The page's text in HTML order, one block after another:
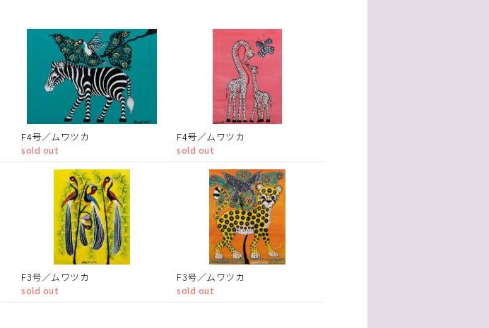
F4号／ムワツカ
sold out
F4号／ムワツカ
sold out
F3号／ムワツカ
sold out
F3号／ムワツカ
sold out